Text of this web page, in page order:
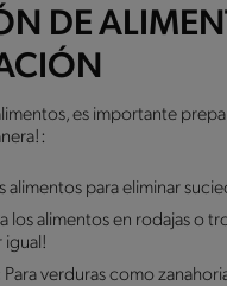
DE
es importante
alimentos para eliminar
los alimentos en rodajas o
igual!
Para verduras como